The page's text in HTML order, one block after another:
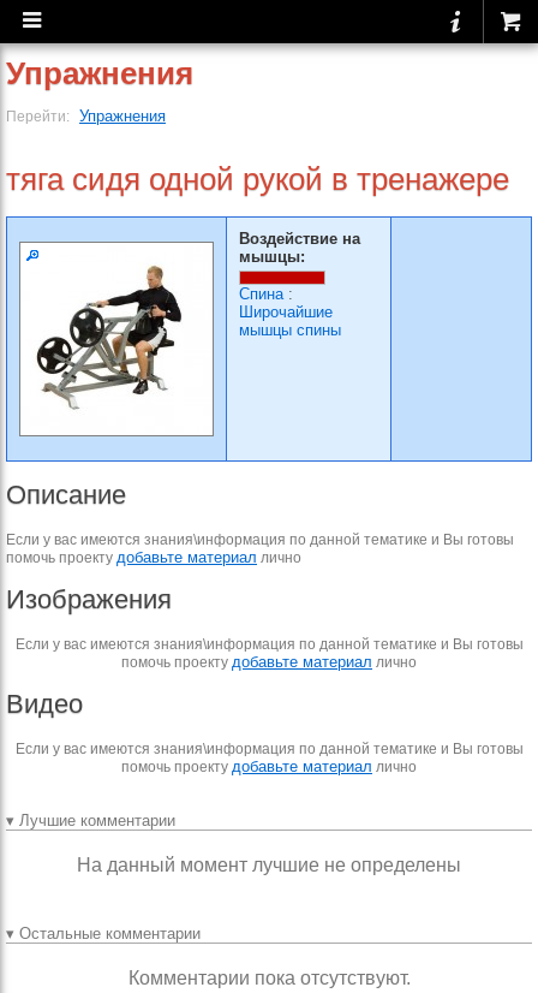
Упражнения
Перейти: Упражнения
тяга сидя одной рукой в тренажере
Воздействие на
мышцы:
Спина:
Широчайшие
мышцы спины
Описание
Если у вас имеются знания\информация по данной тематике и Вы готовы
помочь проекту добавьте материал лично
Изображения
Если у вас имеются знания\информация по данной тематике и Вы готовы
помочь проекту добавьте материал лично
Видео
Если у вас имеются знания\информация по данной тематике и Вы готовы
помочь проекту добавьте материал лично
▾ Лучшие комментарии
На данный момент лучшие не определены
▾ Остальные комментарии
Комментарии пока отсутствуют.